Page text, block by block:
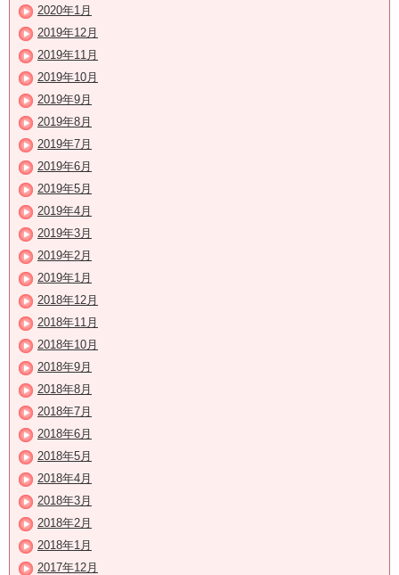
2020年1月
2019年12月
2019年11月
2019年10月
2019年9月
2019年8月
2019年7月
2019年6月
2019年5月
2019年4月
2019年3月
2019年2月
2019年1月
2018年12月
2018年11月
2018年10月
2018年9月
2018年8月
2018年7月
2018年6月
2018年5月
2018年4月
2018年3月
2018年2月
2018年1月
2017年12月